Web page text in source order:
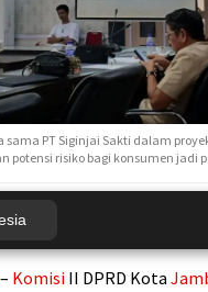
sama PT Siginjai Sakti dalam
potensi risiko bagi konsumen jadi
– Komisi II DPRD Kota